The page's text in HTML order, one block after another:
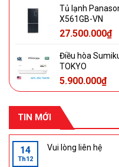
Tủ lạnh
X561GB-VN
27.500.000₫
Điều hòa
TOKYO
5.900.000₫
TIN MỚI
14
Th12
Vui lòng liên hệ